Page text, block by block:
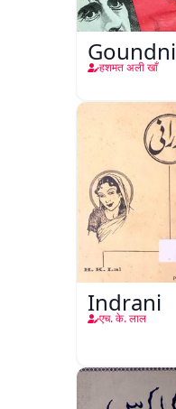
Goundni
हशमत अली खाँ
Indrani
एच. के. लाल